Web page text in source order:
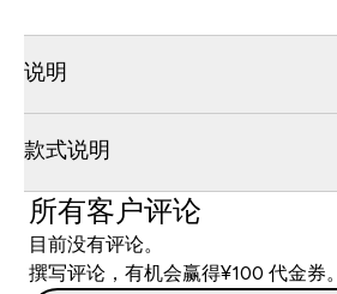
说明
款式说明
所有客户评论
目前没有评论。
撰写评论，有机会赢得¥100 代金券。